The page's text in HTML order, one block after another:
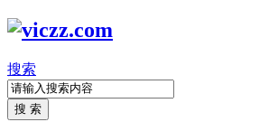
搜索
搜 索